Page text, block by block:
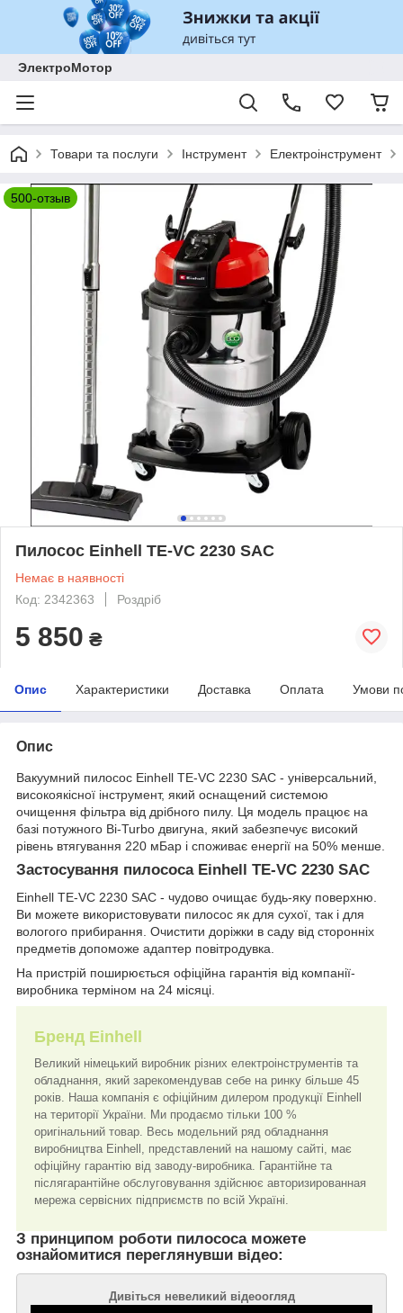
ЭлектроМотор
Товари та послуги Інструмент Електроінструмент
500-отзыв
Пилосос Einhell TE-VC 2230 SAC
Немає в наявності
Код: 2342363
Роздріб
5 850 ₴
Опис Характеристики Доставка Оплата Умови
Опис
Вакуумний пилосос Einhell TE-VC 2230 SAC - універсальний,
високоякісної інструмент, який оснащений системою
очищення фільтра від дрібного пилу. Ця модель працює на
базі потужного Bi-Turbo двигуна, який забезпечує високий
рівень втягування 220 мБар і споживає енергії на 50% менше.
Застосування пилососа Einhell TE-VC 2230 SAC
Einhell TE-VC 2230 SAC - чудово очищає будь-яку поверхню.
Ви можете використовувати пилосос як для сухої, так і для
вологого прибирання. Очистити доріжки в саду від сторонніх
предметів допоможе адаптер повітродувка.
На пристрій поширюється офіційна гарантія від компанії-
виробника терміном на 24 місяці.
Бренд Einhell
Великий німецький виробник різних електроінструментів та
обладнання, який зарекомендував себе на ринку більше 45
років. Наша компанія є офіційним дилером продукції Einhell
на території України. Ми продаємо тільки 100 %
оригінальний товар. Весь модельний ряд обладнання
виробництва Einhell, представлений на нашому сайті, має
офіційну гарантію від заводу-виробника. Гарантійне та
післягарантійне обслуговування здійснює авторизированная
мережа сервісних підприємств по всій Україні.
З принципом роботи пилососа можете
ознайомитися переглянувши відео:
Дивіться невеликий відеоогляд